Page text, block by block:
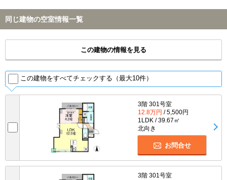
同じ建物の空室情報一覧
この建物の情報を見る
この建物をすべてチェックする（最大10件）
3階 301号室
12.8万円 / 5,500円
1LDK / 39.67㎡
北向き
お問合せ
3階 301号室